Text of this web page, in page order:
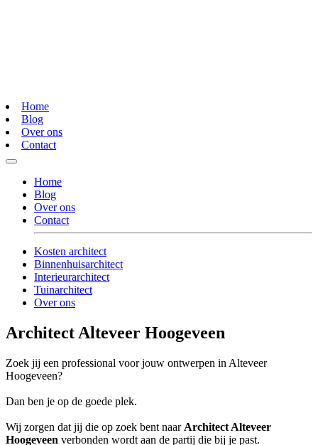
Home
Blog
Over ons
Contact
Home
Blog
Over ons
Contact
Kosten architect
Binnenhuisarchitect
Interieurarchitect
Tuinarchitect
Over ons
Architect Alteveer Hoogeveen
Zoek jij een professional voor jouw ontwerpen in Alteveer
Hoogeveen?
Dan ben je op de goede plek.
Wij zorgen dat jij die op zoek bent naar Architect Alteveer
Hoogeveen verbonden wordt aan de partij die bij je past.